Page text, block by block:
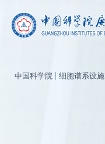
中国科学院 细胞谱系设施